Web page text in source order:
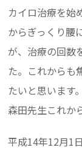
カイロ治療を始
からぎっくり腰
が、治療の回数
た。これからも
たいと思います。
森田先生これか
平成14年12月1